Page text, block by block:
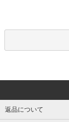
返品について